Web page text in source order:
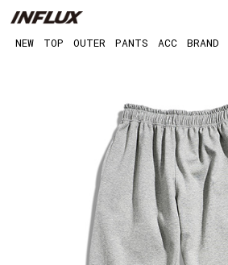
NEW TOP OUTER PANTS ACC BRAND